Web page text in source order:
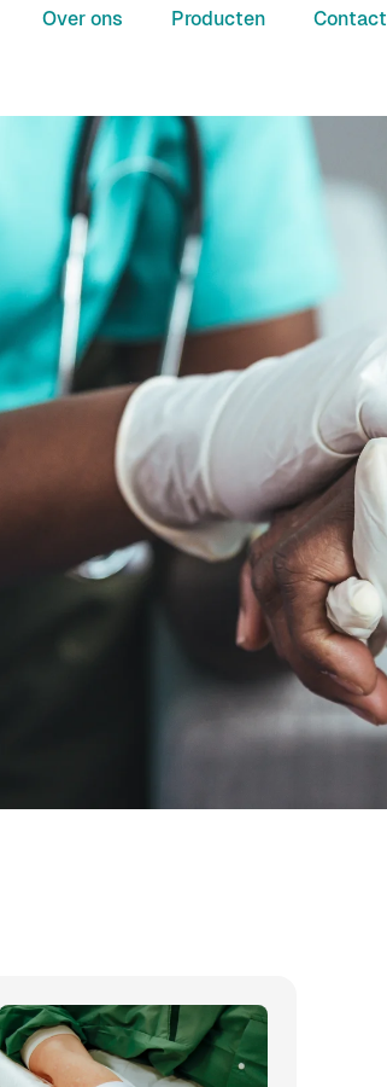
Over ons Producten
Contact